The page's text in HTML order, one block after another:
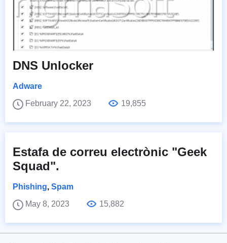
DNS Unlocker
Adware
February 22, 2023
19,855
Estafa de correu electrònic "Geek
Squad".
Phishing, Spam
May 8, 2023
15,882